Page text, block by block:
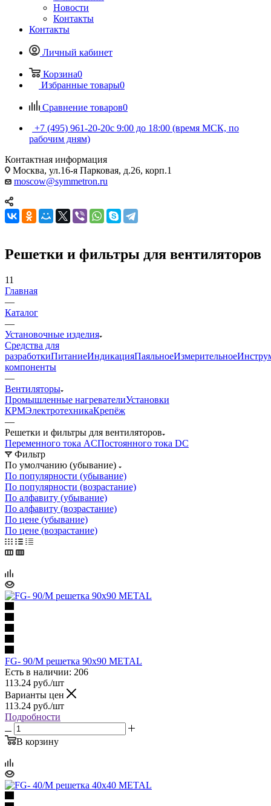
Новости
Контакты
Контакты
Личный кабинет
Корзина0
Избранные товары0
Сравнение товаров0
+7 (495) 961-20-20с 9:00 до 18:00 (время МСК, по
рабочим дням)
Контактная информация
Москва, ул.16-я Парковая, д.26, корп.1
moscow@symmetron.ru
Решетки и фильтры для вентиляторов
11
Главная
—
Каталог
—
Установочные изделия
Средства для
разработкиПитаниеИндикацияПаяльноеИзмерительное
компоненты
—
Вентиляторы
Промышленные нагревателиУстановки
КРМЭлектротехникаКрепёж
—
Решетки и фильтры для вентиляторов
Переменного тока ACПостоянного тока DC
Фильтр
По умолчанию (убывание)
По популярности (убывание)
По популярности (возрастание)
По алфавиту (убывание)
По алфавиту (возрастание)
По цене (убывание)
По цене (возрастание)
FG- 90/M решетка 90x90 METAL
Есть в наличии: 206
113.24 руб./шт
Варианты цен
113.24 руб./шт
Подробности
В корзину